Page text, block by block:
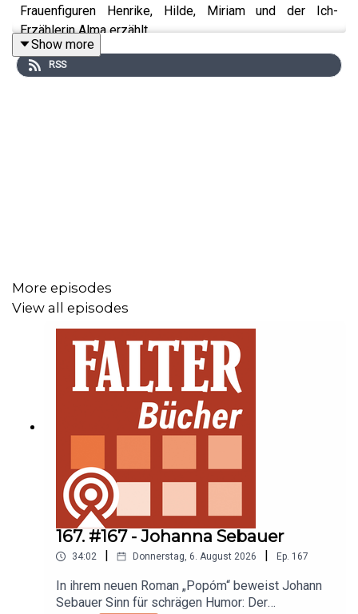
Frauenfiguren Henrike, Hilde, Miriam und der Ich-
Erzählerin Alma erzählt.
Zu den Büchern dieser Folge:
Wenn du es heimlich machen willst, musst du die
" von Anna Maschick
Stoische Gangarten. Versuche der Lebensführung
Künstliche Intelligenz und der neue Faschismus
Rainer Mühlhoff
Show more
RSS
More episodes
View all episodes
167. #167 - Johanna Sebauer
34:02 | Donnerstag, 6. August 2026 | Ep. 167
In ihrem neuen Roman „Popóm“ beweist Johann
Sebauer Sinn für schrägen Humor: Der